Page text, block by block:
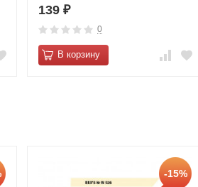
139 ₽
0
В корзину
-15%